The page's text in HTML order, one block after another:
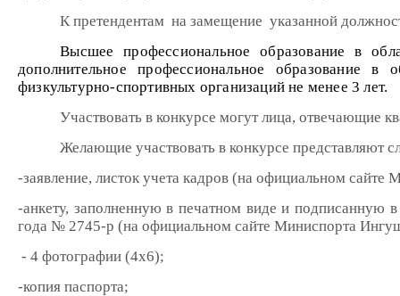
К претендентам на замещение указанной
Высшее профессиональное образование в
дополнительное профессиональное образование
физкультурно-спортивных организаций не менее 3 лет.
Участвовать в конкурсе могут лица, отвечающие
Желающие участвовать в конкурсе представляют
-заявление, листок учета кадров (на официальном
-анкету, заполненную в печатном виде и подписанную
года № 2745-р (на официальном сайте Миниспорта
- 4 фотографии (4х6);
-копия паспорта;